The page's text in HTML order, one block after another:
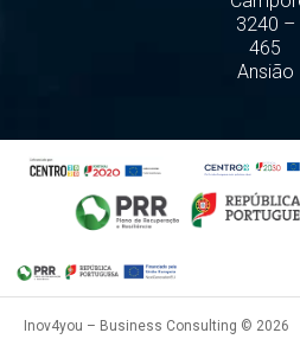
3240 –
465
Ansião
Inov4you – Business Consulting © 2026